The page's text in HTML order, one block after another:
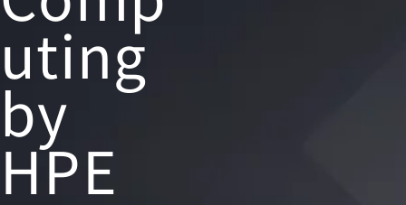
HPE Store에서 검색하고 구성한 다음 주문하십시오.
uting
by
HPE